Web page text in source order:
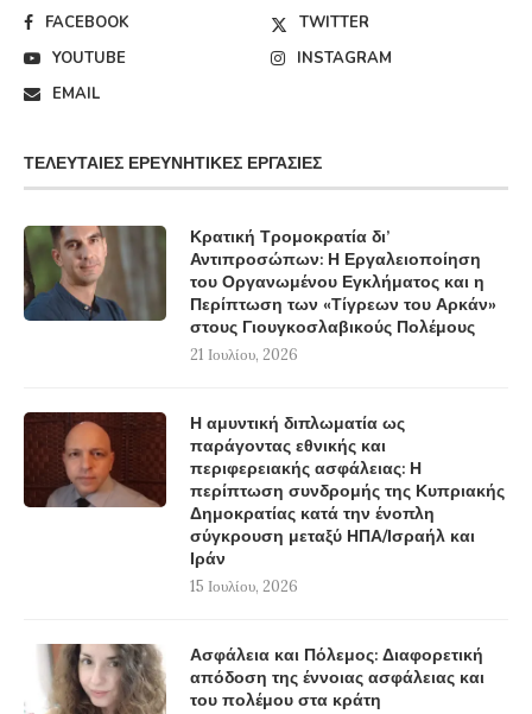
FACEBOOK
TWITTER
YOUTUBE
INSTAGRAM
EMAIL
ΤΕΛΕΥΤΑΊΕΣ ΕΡΕΥΝΗΤΙΚΈΣ ΕΡΓΑΣΊΕΣ
Κρατική Τρομοκρατία δι’
Αντιπροσώπων: Η Εργαλειοποίηση
του Οργανωμένου Εγκλήματος και η
Περίπτωση των «Τίγρεων του Αρκάν»
στους Γιουγκοσλαβικούς Πολέμους
21 Ιουλίου, 2026
Η αμυντική διπλωματία ως
παράγοντας εθνικής και
περιφερειακής ασφάλειας: Η
περίπτωση συνδρομής της Κυπριακής
Δημοκρατίας κατά την ένοπλη
σύγκρουση μεταξύ ΗΠΑ/Ισραήλ και
Ιράν
15 Ιουλίου, 2026
Ασφάλεια και Πόλεμος: Διαφορετική
απόδοση της έννοιας ασφάλειας και
του πολέμου στα κράτη